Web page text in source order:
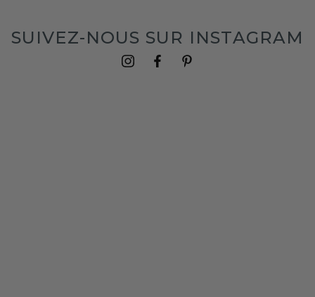
SUIVEZ-NOUS SUR INSTAGRAM